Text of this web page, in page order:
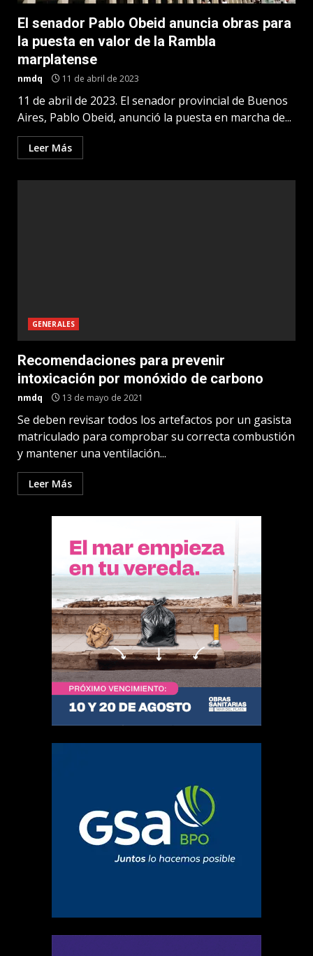
El senador Pablo Obeid anuncia obras para
la puesta en valor de la Rambla
marplatense
nmdq 11 de abril de 2023
11 de abril de 2023. El senador provincial de Buenos
Aires, Pablo Obeid, anunció la puesta en marcha de...
Leer Más
GENERALES
Recomendaciones para prevenir
intoxicación por monóxido de carbono
nmdq 13 de mayo de 2021
Se deben revisar todos los artefactos por un gasista
matriculado para comprobar su correcta combustión
y mantener una ventilación...
Leer Más